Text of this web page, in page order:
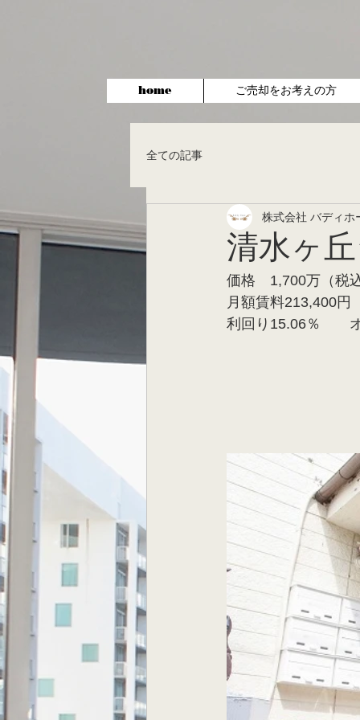
home ご売却をお考えの方
全ての記事
清水ヶ
株式会社 バディホ
価格　1,700万（税
月額賃料213,400円
利回り15.06％　　